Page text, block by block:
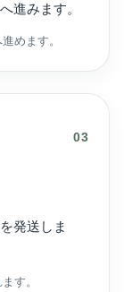
進みます。
めます。
03
発送しま
す。